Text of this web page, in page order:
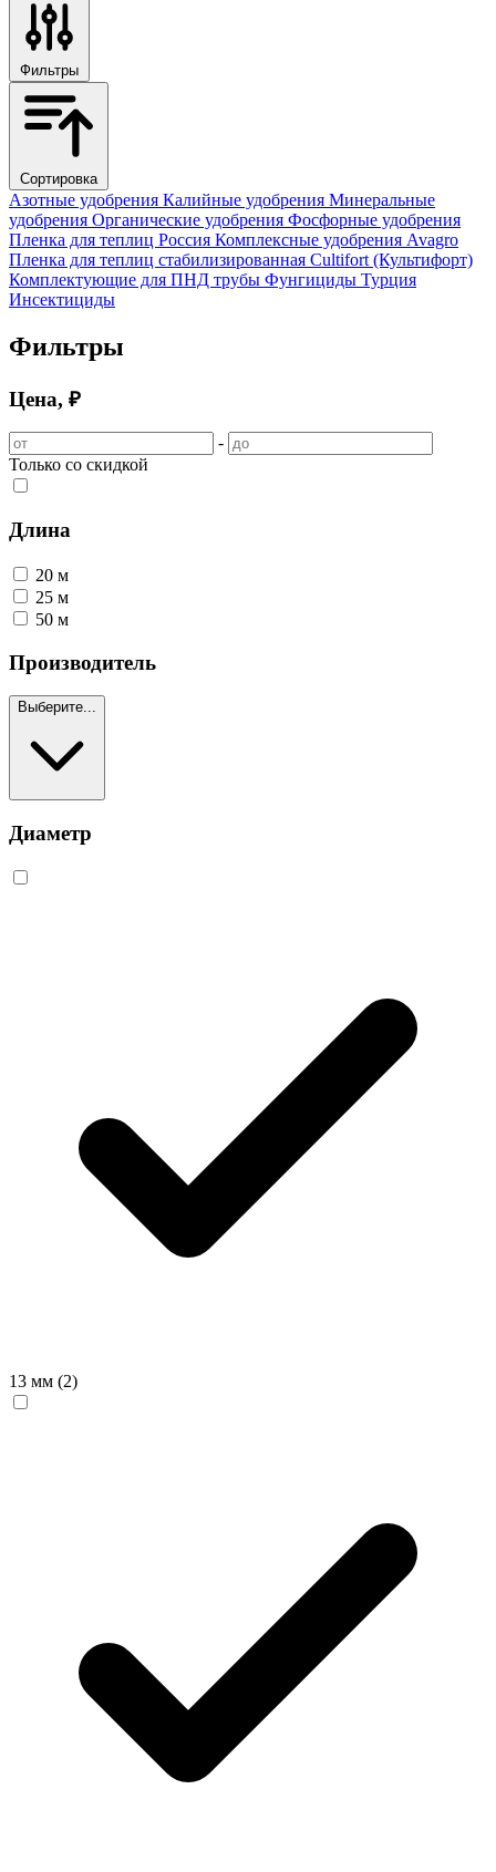
Фильтры
Сортировка
Азотные удобрения Калийные удобрения Минеральные
удобрения Органические удобрения Фосфорные удобрения
Пленка для теплиц Россия Комплексные удобрения Avagro
Пленка для теплиц стабилизированная Cultifort (Культифорт)
Комплектующие для ПНД трубы Фунгициды Турция
Инсектициды
Фильтры
Цена, ₽
-
Только со скидкой
Длина
20 м
25 м
50 м
Производитель
Выберите...
Диаметр
13 мм (2)